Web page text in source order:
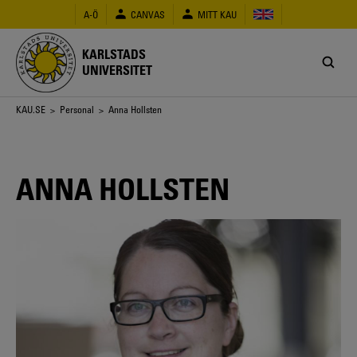
huvudinnehåll
A-Ö CANVAS MITT KAU
KARLSTADS
UNIVERSITET
Länkstig
KAU.SE > Personal > Anna Hollsten
ANNA HOLLSTEN